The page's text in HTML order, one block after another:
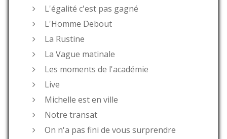
L'égalité c'est pas gagné
L'Homme Debout
La Rustine
La Vague matinale
Les moments de l'académie
Live
Michelle est en ville
Notre transat
On n'a pas fini de vous surprendre